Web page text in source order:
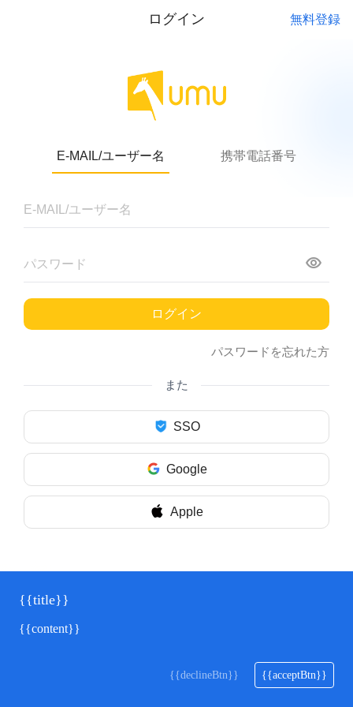
無料登録
ログイン
E-MAIL/ユーザー名 携帯電話番号
ログイン
パスワードを忘れた方
また
SSO
Google
Apple
{{title}}
{{content}}
{{declineBtn}} {{acceptBtn}}